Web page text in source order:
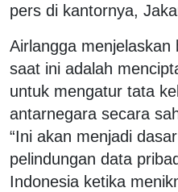
pers di kantornya,
Airlangga menjelaskan
saat ini adalah
untuk mengatur tata
antarnegara secara
“Ini akan menjadi
pelindungan data
Indonesia ketika